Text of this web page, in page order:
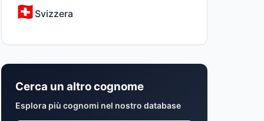
Svizzera
Cerca un altro cognome
Esplora più cognomi nel nostro database